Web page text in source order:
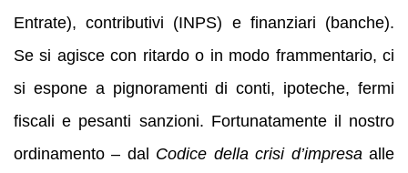
Entrate), contributivi (INPS) e finanziari (banche).
Se si agisce con ritardo o in modo frammentario, ci
si espone a pignoramenti di conti, ipoteche, fermi
fiscali e pesanti sanzioni. Fortunatamente il nostro
ordinamento – dal Codice della crisi d’impresa alle